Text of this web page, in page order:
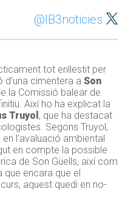
@IB3noticies
tot enllestit per
cimentera a Son
la Comissió balear de
Així ho ha explicat la
Truyol , que ha destacat
Segons Truyol,
l’avaluació ambiental
en compte la possible
de Son Güells, així com
que encara que el
aquest quedi en no-